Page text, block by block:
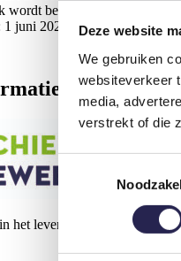
Deze website
We gebruiken
websiteverkeer
media,
verstrekt of die
Toestemmingsselectie
wordt bereikt. Sommige
1 juni 2026
het leven van een ander.